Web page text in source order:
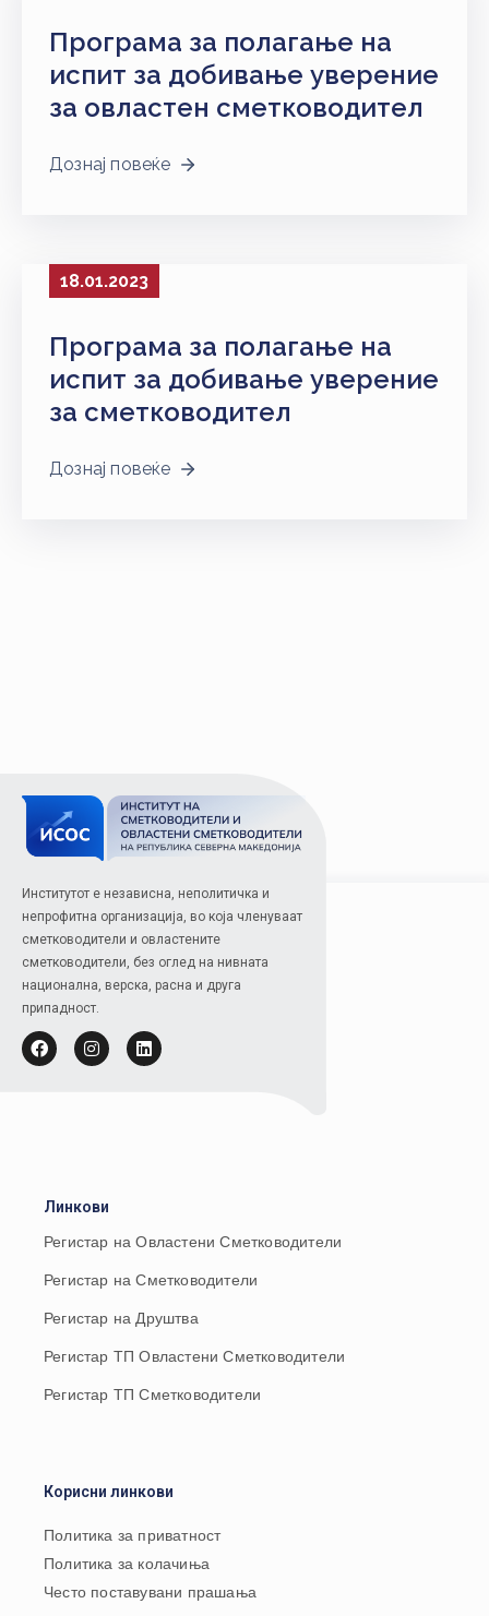
Програма за полагање на
испит за добивање уверение
за овластен сметководител
Дознај повеќе
18.01.2023
Програма за полагање на
испит за добивање уверение
за сметководител
Дознај повеќе
Институтот е независна, неполитичка и
непрофитна организација, во која членуваат
сметководители и овластените
сметководители, без оглед на нивната
национална, верска, расна и друга
припадност.
Линкови
Регистар на Овластени Сметководители
Регистар на Сметководители
Регистар на Друштва
Регистар ТП Овластени Сметководители
Регистар ТП Сметководители
Корисни линкови
Политика за приватност
Политика за колачиња
Често поставувани прашања